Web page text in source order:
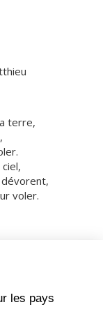
terre,
dévorent,
voler.
;